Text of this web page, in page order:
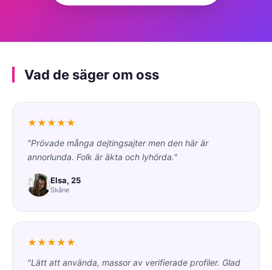
Vad de säger om oss
★★★★★
"Prövade många dejtingsajter men den här är
annorlunda. Folk är äkta och lyhörda."
Elsa, 25
Skåne
★★★★★
"Lätt att använda, massor av verifierade profiler. Glad